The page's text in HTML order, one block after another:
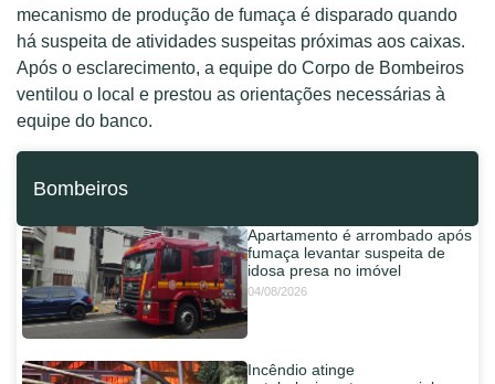
mecanismo de produção de fumaça é disparado quando
há suspeita de atividades suspeitas próximas aos caixas.
Após o esclarecimento, a equipe do Corpo de Bombeiros
ventilou o local e prestou as orientações necessárias à
equipe do banco.
Bombeiros
Apartamento é arrombado após
fumaça levantar suspeita de
idosa presa no imóvel
04/08/2026
Incêndio atinge